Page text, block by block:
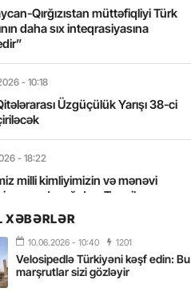
Qırğızıstan müttəfiqliyi Türk
daha sıx inteqrasiyasına
- 10:18
Üzgüçülük Yarışı 38-ci
- 18:22
milli kimliyimizin və mənəvi
əsas dayağıdır – Tənzilə
- 16:58
yalnız böyük liderlər dəyişir
XƏBƏRLƏR
10.06.2026 - 10:40 1201
Velosipedlə Türkiyəni kəşf edin: Bu
marşrutlar sizi gözləyir